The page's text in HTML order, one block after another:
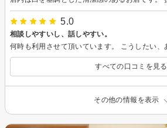
5.0
相談しやすいし、話しやすい。
すべての口コミを見る
その他の情報を表示